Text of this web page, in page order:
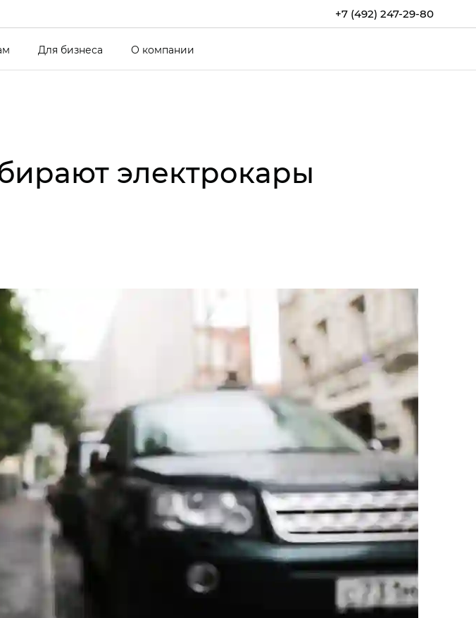
+7 (492) 247-29-80
Для бизнеса О компании
электрокары